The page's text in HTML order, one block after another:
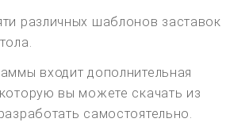
различных шаблонов заставок
входит дополнительная
вы можете скачать из
самостоятельно.